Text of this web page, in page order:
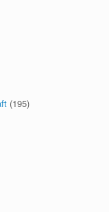
(195)